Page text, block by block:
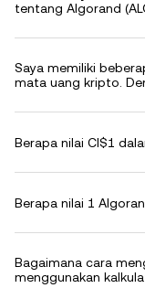
tentang Algorand
Saya memiliki
mata uang kripto.
Berapa nilai CI$1
Berapa nilai 1
Bagaimana cara
menggunakan